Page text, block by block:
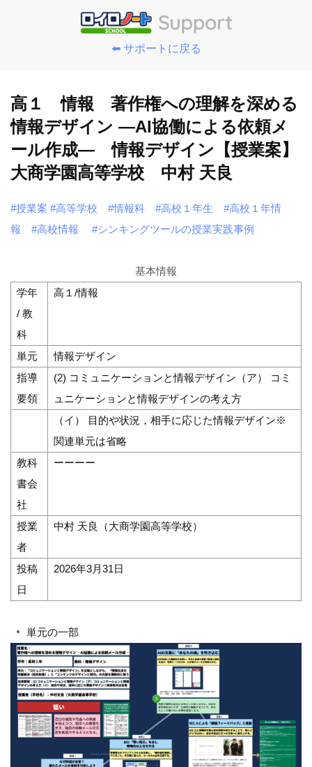
⬅️ サポートに戻る
高１ 情報 著作権への理解を深める
情報デザイン ―AI協働による依頼メ
ール作成― 情報デザイン【授業案】
大商学園高等学校 中村 天良
#授業案 #高等学校 #情報科 #高校１年生
#高校１年情
報
#高校情報 #シンキングツールの授業実践事例
基本情報
学年
/ 教
科
高１/情報
単元
情報デザイン
指導
要領
(2) コミュニケーションと情報デザイン（ア） コミ
ュニケーションと情報デザインの考え方
（イ） 目的や状況，相手に応じた情報デザイン※
関連単元は省略
教科
書会
社
ーーーー
授業
者
中村 天良（大商学園高等学校）
投稿
日
2026年3月31日
単元の一部